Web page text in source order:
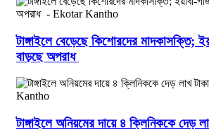
টাঙ্গাইলে বেড়েছে কিশোরদের মাদকাসক্তি;
বাড়ছে অপরাধ
টাঙ্গাইলে অনিয়মের দায়ে ৪ ক্লিনিককে দেড়